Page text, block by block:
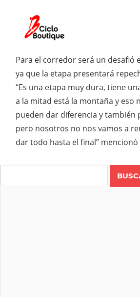
Para el corredor será un desafió
ya que la etapa presentará
“Es una etapa muy dura, tiene
a la mitad está la montaña y eso
pueden dar diferencia y también
pero nosotros no nos vamos a
dar todo hasta el final”